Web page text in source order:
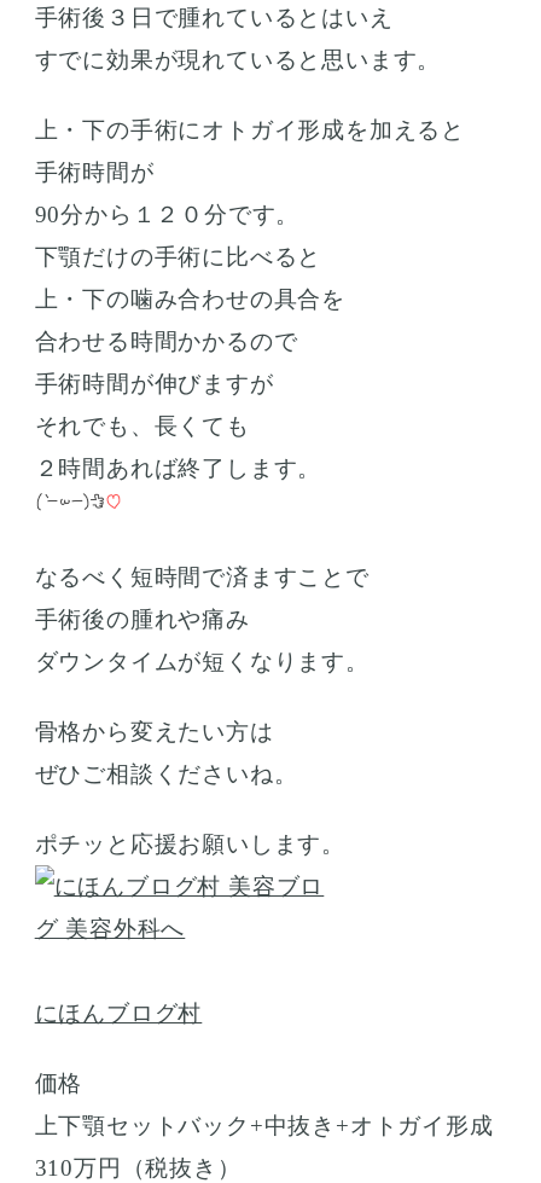
手術後３日で腫れているとはいえ
すでに効果が現れていると思います。
上・下の手術にオトガイ形成を加えると
手術時間が
90分から１２０分です。
下顎だけの手術に比べると
上・下の噛み合わせの具合を
合わせる時間かかるので
手術時間が伸びますが
それでも、長くても
２時間あれば終了します。
なるべく短時間で済ますことで
手術後の腫れや痛み
ダウンタイムが短くなります。
骨格から変えたい方は
ぜひご相談くださいね。
ポチッと応援お願いします。
にほんブログ村
価格
上下顎セットバック+中抜き+オトガイ形成
310万円（税抜き）